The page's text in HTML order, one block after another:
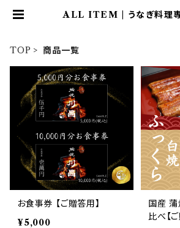
ALL ITEM | うなぎ料理
TOP 商品一覧
お食事券 【ご贈答用】
¥5,000
国産 蒲
比べ【